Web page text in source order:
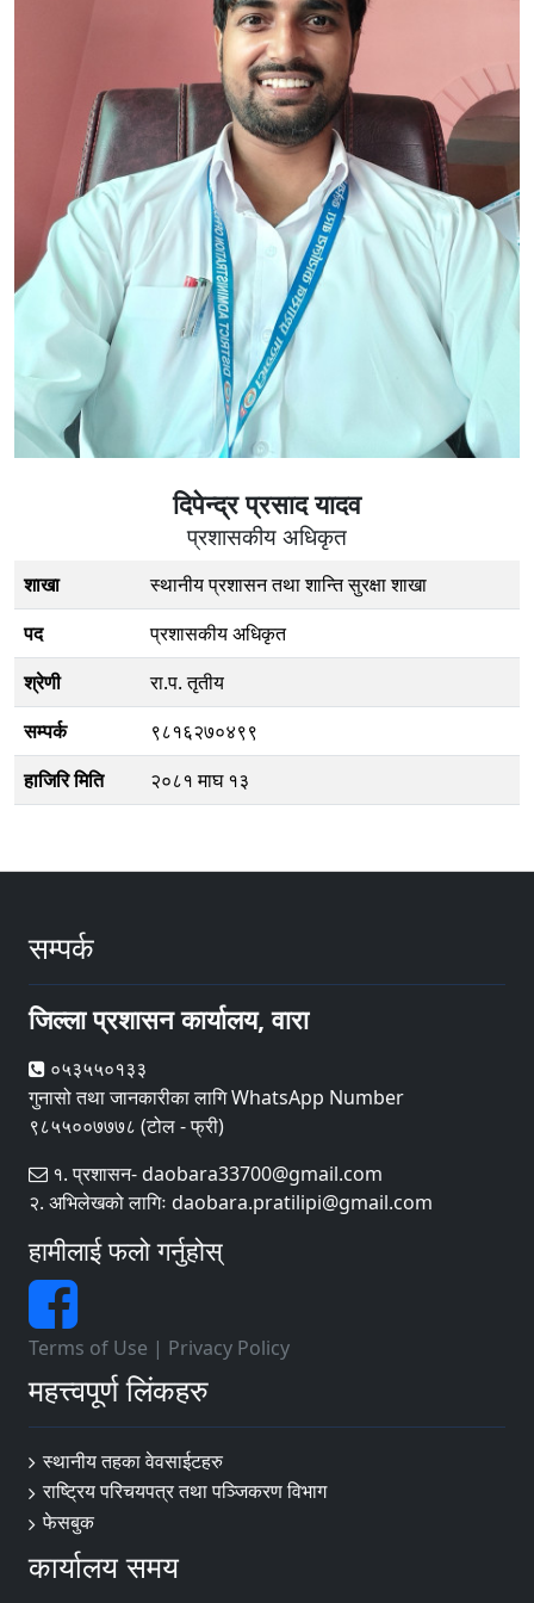
दिपेन्द्र प्रसाद यादव
प्रशासकीय अधिकृत
शाखा
स्थानीय प्रशासन तथा शान्ति सुरक्षा शाखा
पद
प्रशासकीय अधिकृत
श्रेणी
रा.प. तृतीय
सम्पर्क
९८१६२७०४९९
हाजिरि मिति
२०८१ माघ १३
सम्पर्क
जिल्ला प्रशासन कार्यालय, वारा
०५३५५०१३३
गुनासो तथा जानकारीका लागि WhatsApp Number
९८५५००७७७८ (टोल - फ्री)
१. प्रशासन- daobara33700@gmail.com
२. अभिलेखको लागिः daobara.pratilipi@gmail.com
हामीलाई फलो गर्नुहोस्
Terms of Use | Privacy Policy
महत्त्वपूर्ण लिंकहरु
स्थानीय तहका वेवसाईटहरु
राष्ट्रिय परिचयपत्र तथा पञ्जिकरण विभाग
फेसबुक
कार्यालय समय